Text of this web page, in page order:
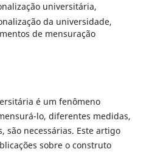
universitária,
da universidade,
de mensuração
é um fenômeno
lo, diferentes medidas,
são necessárias. Este artigo
sobre o construto